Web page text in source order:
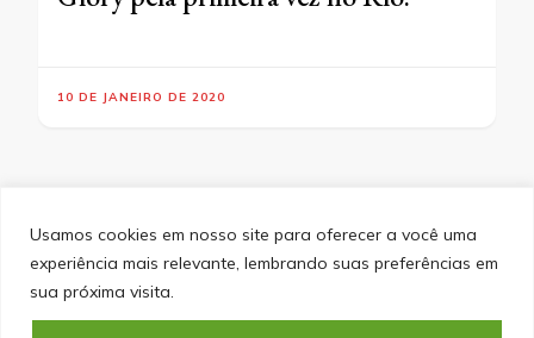
Usamos cookies em nosso site para oferecer a você uma
experiência mais relevante, lembrando suas preferências em
sua próxima visita.
10 DE JANEIRO DE 2020
SITEMAP POLÍTICA DE PRIVACIDADE
EQUIPE